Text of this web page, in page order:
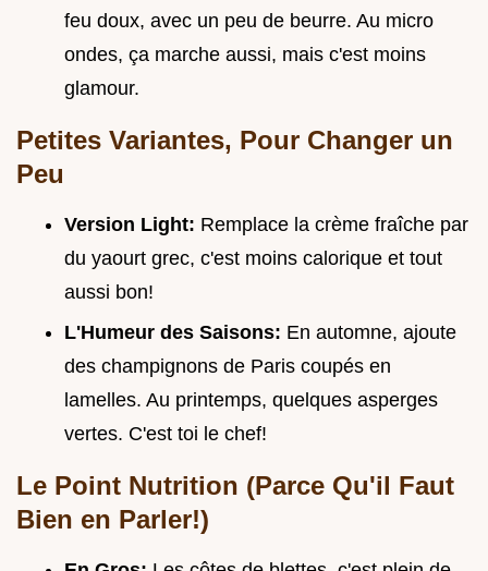
feu doux, avec un peu de beurre. Au micro
ondes, ça marche aussi, mais c'est moins
glamour.
Petites Variantes, Pour Changer un
Peu
Version Light: Remplace la crème fraîche par
du yaourt grec, c'est moins calorique et tout
aussi bon!
L'Humeur des Saisons: En automne, ajoute
des champignons de Paris coupés en
lamelles. Au printemps, quelques asperges
vertes. C'est toi le chef!
Le Point Nutrition (Parce Qu'il Faut
Bien en Parler!)